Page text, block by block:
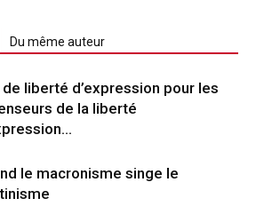
Du même auteur
de liberté d’expression pour les
de la liberté
le macronisme singe le